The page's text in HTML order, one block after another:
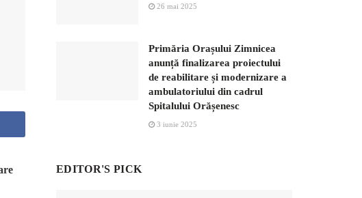
26 mai 2025
Primăria Orașului Zimnicea
anunță finalizarea proiectului
de reabilitare și modernizare a
ambulatoriului din cadrul
Spitalului Orășenesc
3 iunie 2025
EDITOR'S PICK